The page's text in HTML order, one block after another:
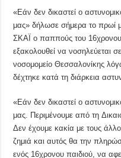
«Εάν δεν δικαστεί ο
μας» δήλωσε σήμερα το πρωί
ΣΚΑΪ ο παππούς του
εξακολουθεί να νοσηλεύεται
νοσομομείο Θεσσαλονίκης
δέχτηκε κατά τη διάρκεια
«Εάν δεν δικαστεί ο
μας. Περιμένουμε από τη
Δεν έχουμε κακία με τους
ζημιά και αυτός θα την
ενός 16χρονου παιδιού, να